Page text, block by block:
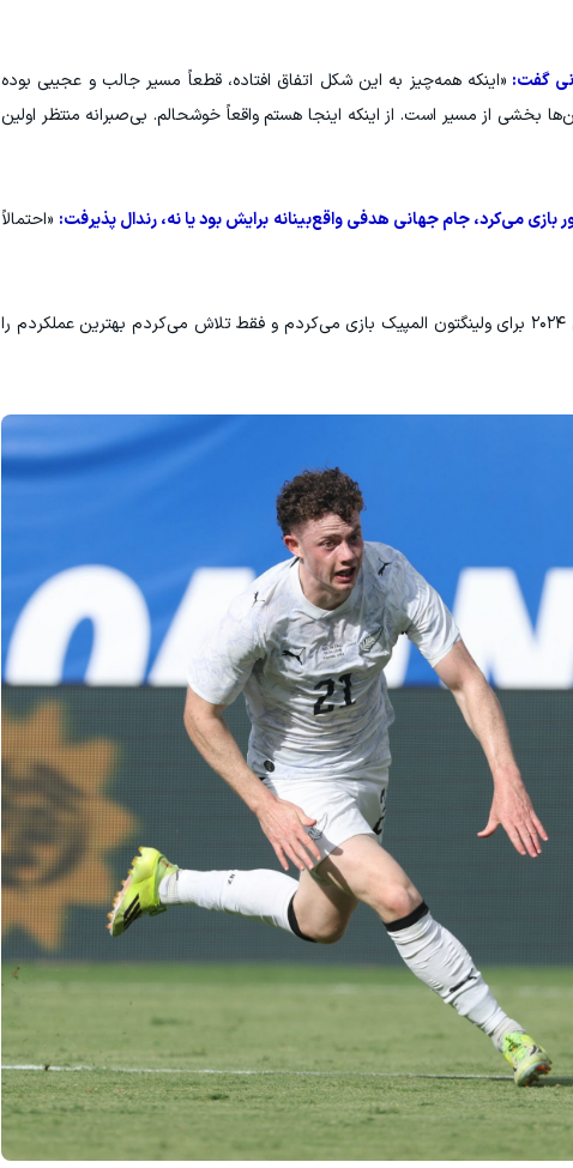
گفت: «اینکه همه‌چیز به این شکل اتفاق افتاده، قطعاً مسیر جالب و عجیبی بوده
بخشی از مسیر است. از اینکه اینجا هستم واقعاً خوشحالم. بی‌صبرانه منتظر اولین
«احتمالاً
«چیزی نبود که واقعاً در ذهنم باشد. در آن مقطع در سال ۲۰۲۴ برای ولینگتون المپیک بازی می‌کردم و فقط تلاش می‌کردم بهترین عملکردم را